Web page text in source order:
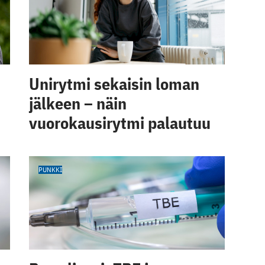
Unirytmi sekaisin loman
jälkeen – näin
vuorokausirytmi palautuu
PUNKKI